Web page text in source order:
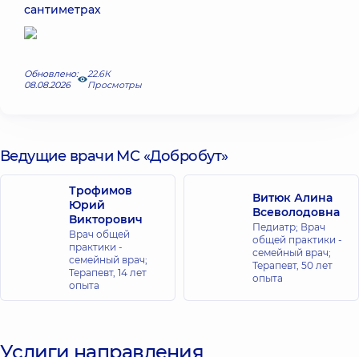
сантиметрах
Обновлено:
08.08.2026
22.6К
Просмотры
Ведущие врачи МС «Добробут»
Трофимов
Юрий
Викторович
Врач общей
практики -
семейный врач;
Терапевт, 14 лет
опыта
Витюк Алина
Всеволодовна
Педиатр; Врач
общей практики -
семейный врач;
Терапевт, 50 лет
опыта
Услиги направления